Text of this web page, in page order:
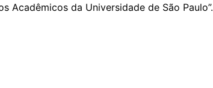
Acadêmicos da Universidade de São Paulo”.